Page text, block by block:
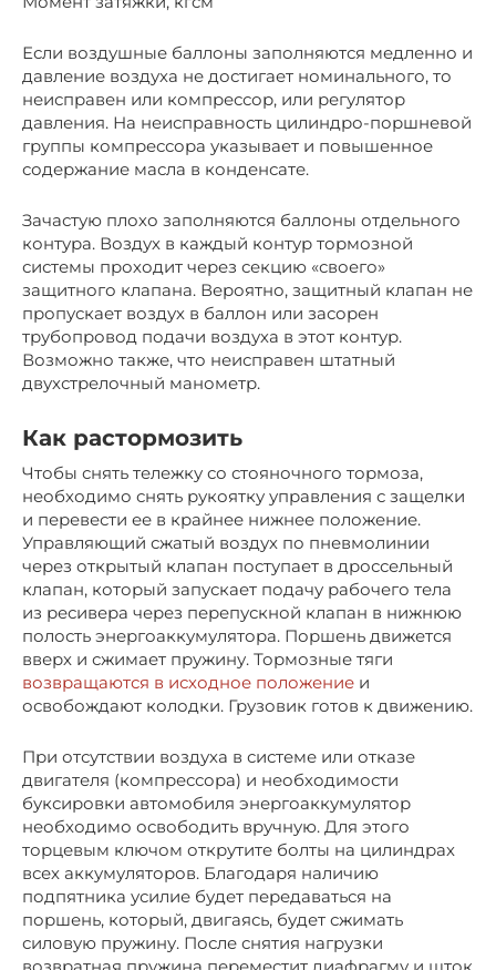
Если воздушные баллоны заполняются медленно и
давление воздуха не достигает номинального, то
неисправен или компрессор, или регулятор
давления. На неисправность цилиндро-поршневой
группы компрессора указывает и повышенное
содержание масла в конденсате.
Зачастую плохо заполняются баллоны отдельного
контура. Воздух в каждый контур тормозной
системы проходит через секцию «своего»
защитного клапана. Вероятно, защитный клапан не
пропускает воздух в баллон или засорен
трубопровод подачи воздуха в этот контур.
Возможно также, что неисправен штатный
двухстрелочный манометр.
Как растормозить
Чтобы снять тележку со стояночного тормоза,
необходимо снять рукоятку управления с защелки
и перевести ее в крайнее нижнее положение.
Управляющий сжатый воздух по пневмолинии
через открытый клапан поступает в дроссельный
клапан, который запускает подачу рабочего тела
из ресивера через перепускной клапан в нижнюю
полость энергоаккумулятора. Поршень движется
вверх и сжимает пружину. Тормозные тяги
возвращаются в исходное положение и
освобождают колодки. Грузовик готов к движению.
При отсутствии воздуха в системе или отказе
двигателя (компрессора) и необходимости
буксировки автомобиля энергоаккумулятор
необходимо освободить вручную. Для этого
торцевым ключом открутите болты на цилиндрах
всех аккумуляторов. Благодаря наличию
подпятника усилие будет передаваться на
поршень, который, двигаясь, будет сжимать
силовую пружину. После снятия нагрузки
возвратная пружина переместит диафрагму и шток